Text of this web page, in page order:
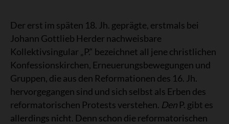
Der erst im späten 18. Jh. geprägte, erstmals bei
Johann Gottlieb Herder nachweisbare
Kollektivsingular „P.“ bezeichnet all jene christlichen
Konfessionskirchen, Erneuerungsbewegungen und
Gruppen, die aus den Reformationen des 16. Jh.
hervorgegangen sind und sich selbst als Erben des
reformatorischen Protests verstehen. Den P. gibt es
allerdings nicht. Denn schon die reformatorischen